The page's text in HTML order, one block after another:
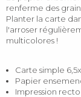
renferme des
Planter la carte
l'arroser
multicolores !
Carte simple
Papier
Impression